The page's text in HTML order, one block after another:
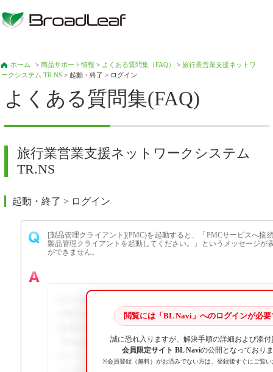
ホーム >商品サポート情報 > よくある質問集（FAQ） >旅行業営業支援ネットワ
ークシステム TR.NS > 起動・終了 > ログイン
よくある質問集(FAQ)
旅行業営業支援ネットワークシステム
TR.NS
起動・終了 > ログイン
[製品管理クライアント](PMC)を起動すると、「PMCサービスへ接
製品管理クライアントを起動してください。」というメッセージが
ができません。
が異なります。【Windows7の場合】 [コンピューター]また
[管理]→[サービスとアプリケーション]→[サービス]をダ
【Windows8.1/Windows10の場合】 ... この回答の続きを閲
ログインが必要です。詳細な手順や画像解説、関連資料の
閲覧には「BL Navi」へのログインが必要
誠に恐れ入りますが、解決手順の詳細および添付
会員限定サイト BL Naviの公開となっており
※会員登録（無料）がお済みでない方は、登録後すぐにご覧い